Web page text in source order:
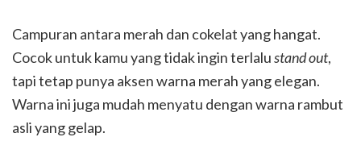
Campuran antara merah dan cokelat yang hangat.
Cocok untuk kamu yang tidak ingin terlalustand out,
tapi tetap punya aksen warna merah yang elegan.
Warna ini juga mudah menyatu dengan warna rambut
asli yang gelap.